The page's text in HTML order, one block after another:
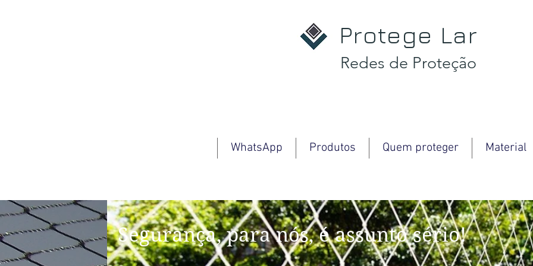
Protege Lar
Redes de Proteção
WhatsApp Produtos Quem proteger Material
Segurança, para nós, é assunto sério!